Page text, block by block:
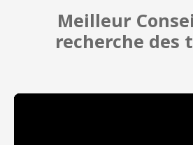
Meilleur
recherche des